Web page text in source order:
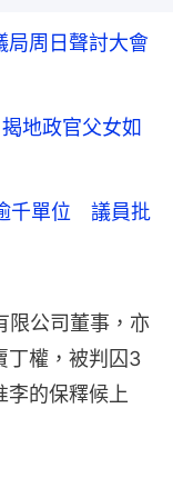
周日聲討大會
地政官父女如
千單位 議員批
限公司董事，亦
丁權，被判囚3
李的保釋候上